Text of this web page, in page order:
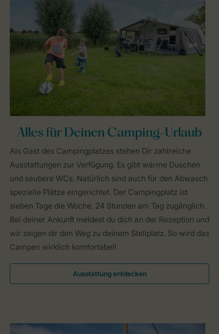
Alles für Deinen Camping-Urlaub
Als Gast des Campingplatzes stehen Dir zahlreiche
Ausstattungen zur Verfügung. Es gibt warme Duschen
und saubere WCs. Natürlich sind auch für den Abwasch
spezielle Plätze eingerichtet. Der Campingplatz ist
sieben Tage die Woche, 24 Stunden am Tag zugänglich.
Bei deiner Ankunft meldest du dich an der Rezeption und
wir zeigen dir den Weg zu deinem Stellplatz. So wird das
Campen wirklich komfortabel!
Ausstattung entdecken